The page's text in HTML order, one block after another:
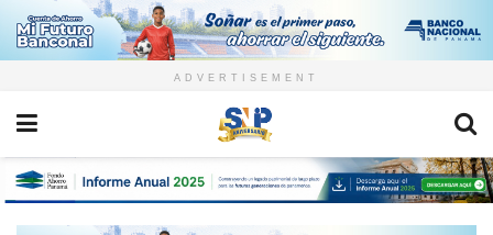
ADVERTISEMENT